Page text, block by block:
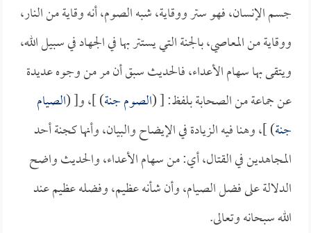
جسم الإنسان، فهو ستر ووقاية، شبه الصوم، أنه وقاية من النار،
ووقاية من المعاصي، بالجنة التي يستتر بها في الجهاد في سبيل الله،
ويتقى بها سهام الأعداء، فالحديث سبق أن مر من وجوه عديدة
عن جماعة من الصحابة بلفظ: [ (الصوم جنة) ]، و[ (الصيام
جنة) ]، وهنا فيه الزيادة في الإيضاح والبيان، وأنها كجنة أحد
المجاهدين في القتال، أي: من سهام الأعداء، والحديث واضح
الدلالة على فضل الصيام، وأن شأنه عظيم، وفضله عظيم عند
الله سبحانه وتعالى.